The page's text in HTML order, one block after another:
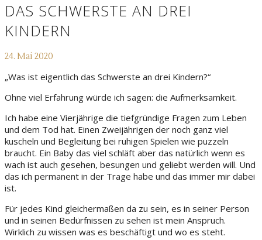
DAS SCHWERSTE AN DREI
KINDERN
24. Mai 2020
„Was ist eigentlich das Schwerste an drei Kindern?“
Ohne viel Erfahrung würde ich sagen: die Aufmerksamkeit.
Ich habe eine Vierjährige die tiefgründige Fragen zum Leben
und dem Tod hat. Einen Zweijährigen der noch ganz viel
kuscheln und Begleitung bei ruhigen Spielen wie puzzeln
braucht. Ein Baby das viel schläft aber das natürlich wenn es
wach ist auch gesehen, besungen und geliebt werden will. Und
das ich permanent in der Trage habe und das immer mir dabei
ist.
Für jedes Kind gleichermaßen da zu sein, es in seiner Person
und in seinen Bedürfnissen zu sehen ist mein Anspruch.
Wirklich zu wissen was es beschäftigt und wo es steht.